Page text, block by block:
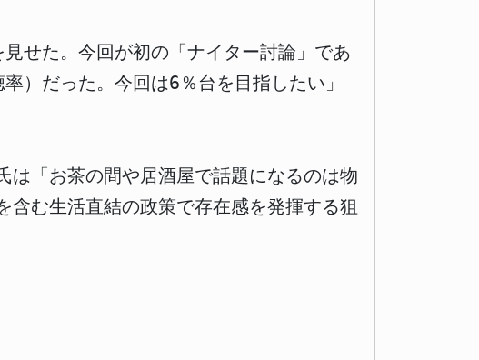
せた。今回が初の「ナイター討論」であ
）だった。今回は6％台を目指したい」
は「お茶の間や居酒屋で話題になるのは物
む生活直結の政策で存在感を発揮する狙